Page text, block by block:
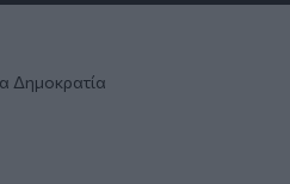
Δημοκρατία